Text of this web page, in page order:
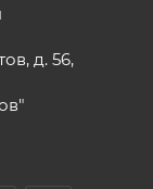
д. 56,